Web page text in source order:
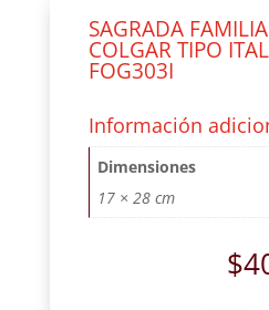
SAGRADA
COLGAR TIPO
FOG303I
Información
Dimensiones
17 × 28 cm
$